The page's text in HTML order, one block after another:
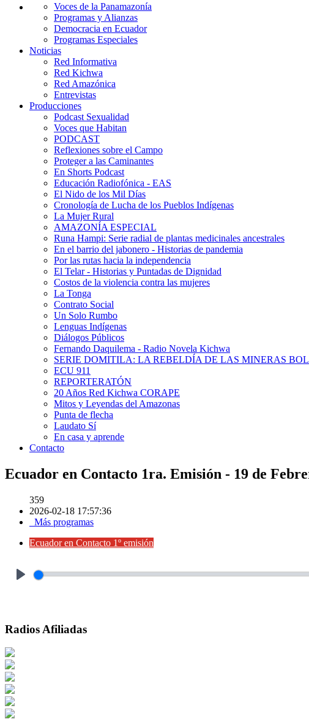
Voces de la Panamazonía
Programas y Alianzas
Democracia en Ecuador
Programas Especiales
Noticias
Red Informativa
Red Kichwa
Red Amazónica
Entrevistas
Producciones
Podcast Sexualidad
Voces que Habitan
PODCAST
Reflexiones sobre el Campo
Proteger a las Caminantes
En Shorts Podcast
Educación Radiofónica - EAS
El Nido de los Mil Días
Cronología de Lucha de los Pueblos Indígenas
La Mujer Rural
AMAZONÍA ESPECIAL
Runa Hampi: Serie radial de plantas medicinales ancestrales
En el barrio del jabonero - Historias de pandemia
Por las rutas hacia la independencia
El Telar - Historias y Puntadas de Dignidad
Costos de la violencia contra las mujeres
La Tonga
Contrato Social
Un Solo Rumbo
Lenguas Indígenas
Diálogos Públicos
Fernando Daquilema - Radio Novela Kichwa
SERIE DOMITILA: LA REBELDÍA DE LAS MINERAS
ECU 911
REPORTERATÓN
20 Años Red Kichwa CORAPE
Mitos y Leyendas del Amazonas
Punta de flecha
Laudato Sí
En casa y aprende
Contacto
Ecuador en Contacto 1ra. Emisión - 19 de
359
2026-02-18 17:57:36
Más programas
Ecuador en Contacto 1º emisión
Radios Afiliadas